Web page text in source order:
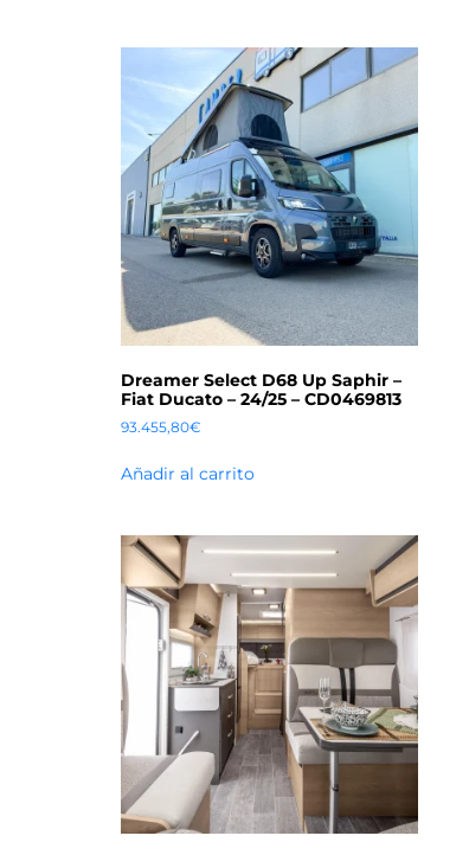
Dreamer Select D68 Up Saphir –
Fiat Ducato – 24/25 – CD0469813
93.455,80€
Añadir al carrito